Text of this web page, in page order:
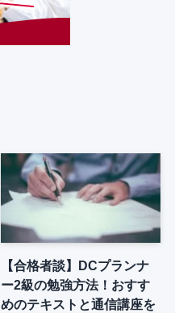
【合格者談】DCプランナ
ー2級の勉強方法！おすす
めのテキストと通信講座を